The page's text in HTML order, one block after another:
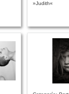
»Judith«